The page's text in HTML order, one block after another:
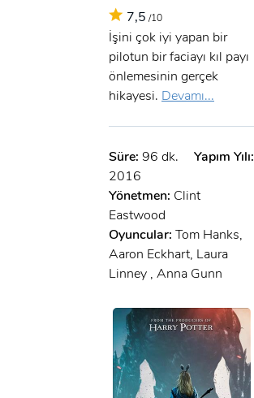
7,5 /10
İşini çok iyi yapan bir
pilotun bir faciayı kıl payı
önlemesinin gerçek
hikayesi. Devamı...
Süre: 96 dk.
Yapım Yılı:
2016
Yönetmen: Clint
Eastwood
Oyuncular: Tom Hanks,
Aaron Eckhart, Laura
Linney , Anna Gunn